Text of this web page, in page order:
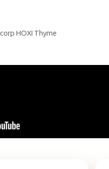
HOXI Thyme